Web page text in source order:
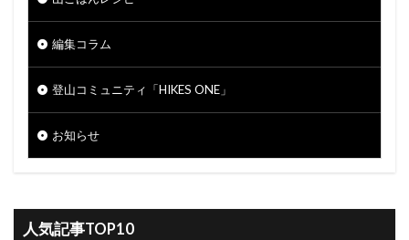
編集コラム
登山コミュニティ「HIKES ONE」
お知らせ
人気記事TOP10